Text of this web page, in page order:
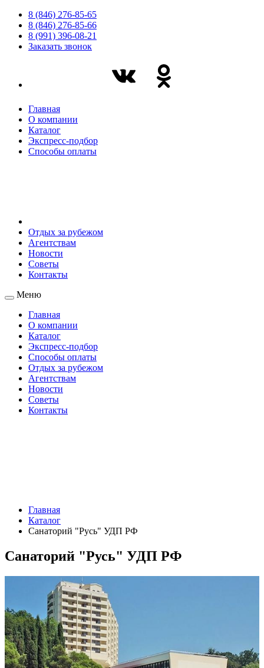
8 (846) 276-85-65
8 (846) 276-85-66
8 (991) 396-08-21
Заказать звонок
Главная
О компании
Каталог
Экспресс-подбор
Способы оплаты
Отдых за рубежом
Агентствам
Новости
Советы
Контакты
Меню
Главная
О компании
Каталог
Экспресс-подбор
Способы оплаты
Отдых за рубежом
Агентствам
Новости
Советы
Контакты
Главная
Каталог
Санаторий "Русь" УДП РФ
Санаторий "Русь" УДП РФ